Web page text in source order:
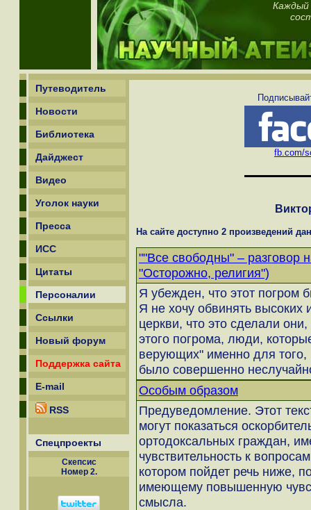
Каждый
Путеводитель
Новости
Библиотека
Дайджест
Видео
Уголок науки
Пресса
ИСС
Цитаты
Персоналии
Ссылки
Новый форум
Поддержка сайта
E-mail
RSS
Спецпроекты
Скепсиc
Номер 2.
fb.com/
На сайте доступно 2 произведений
""Все свободны" – разговор
"Осторожно, религия")
Я убежден, что этот погром
Я не хочу обвинять высоких
церкви, что это сделали
этого погрома, люди,
верующих" именно для того,
было совершенно
Особым образом
Предуведомление. Этот
могут показаться
ортодоксальных граждан,
чувствительность к
котором пойдет речь ниже,
имеющему повышенную
смысла.